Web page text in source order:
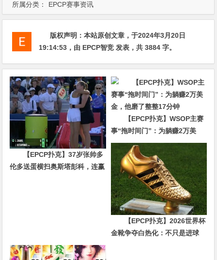
所属分类： EPCP赛事资讯
版权声明：本站原创文章，于2024年3月20日
19:14:53 ，由 EPCP智竞 发表，共 3884 字。
【EPCP扑克】37岁张帅多
伦多送蛋横扫奥斯塔彭科，连赢
【EPCP扑克】WSOP主赛
事“拖时间门”：为躺赚2万美
金，他磨了整整17分钟
【EPCP扑克】2026世界杯
金靴争夺白热化：不只是进球